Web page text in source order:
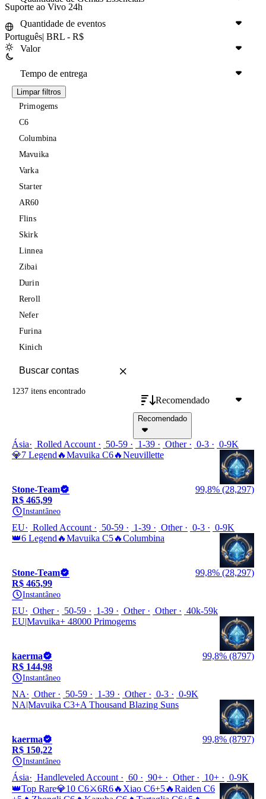
Suporte ao Vivo 24h
Português| BRL - R$
Quantidade de eventos
Valor
Tempo de entrega
Limpar filtros
Primogems
C6
Columbina
Mavuika
Varka
Starter
AR60
Flins
Skirk
Linnea
Zibai
Durin
Reroll
Nefer
Furina
Kinich
Recomendado
Recomendado
1237 itens encontrado
Ásia Rolled Account 50-59 1-39 Other 0-3
0-9K
💎7 Legend🔥Mavuika C6🔥Neuvillette
Stone-Team
99,8% (28,297)
R$ 465,99
Instantâneo
EU Rolled Account 50-59 1-39 Other 0-3
0-9K
👑6 Legend🔥Mavuika C5🔥Columbina
Stone-Team
99,8% (28,297)
R$ 465,99
Instantâneo
EU Other 50-59 1-39 Other Other
40k-59k
EU|Mavuika+ 48000 Primogems
kaerma
99,8% (8797)
R$ 144,98
Instantâneo
NA Other 50-59 1-39 Other 0-3
0-9K
NA|Mavuika C3+A Thousand Blazing Suns
kaerma
99,8% (8797)
R$ 150,22
Instantâneo
Ásia Handleveled Account 60 90+ Other 10+
0-9K
👑Top Rare💎10 C6⚔️6R6🔥Xiao C6+5🔥Raiden C6